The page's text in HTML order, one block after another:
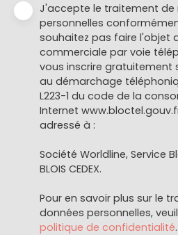
J'accepte le traitement de
personnelles
souhaitez pas faire l'objet
commerciale par voie
vous inscrire gratuitement
au démarchage
L223-1 du code de la
Internet
adressé à :
Société Worldline, Service
BLOIS CEDEX.
Pour en savoir plus sur le
données personnelles,
politique de confidentialité.